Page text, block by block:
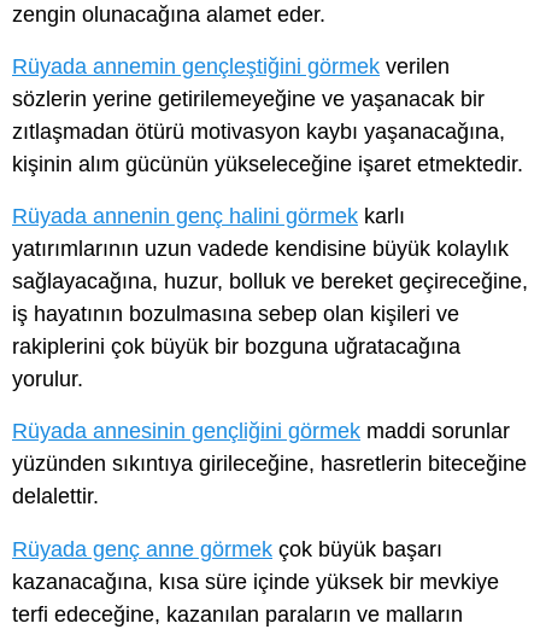
zengin olunacağına alamet eder.
Rüyada annemin gençleştiğini görmek verilen
sözlerin yerine getirilemeyeğine ve yaşanacak bir
zıtlaşmadan ötürü motivasyon kaybı yaşanacağına,
kişinin alım gücünün yükseleceğine işaret etmektedir.
Rüyada annenin genç halini görmek karlı
yatırımlarının uzun vadede kendisine büyük kolaylık
sağlayacağına, huzur, bolluk ve bereket geçireceğine,
iş hayatının bozulmasına sebep olan kişileri ve
rakiplerini çok büyük bir bozguna uğratacağına
yorulur.
Rüyada annesinin gençliğini görmek maddi sorunlar
yüzünden sıkıntıya girileceğine, hasretlerin biteceğine
delalettir.
Rüyada genç anne görmek çok büyük başarı
kazanacağına, kısa süre içinde yüksek bir mevkiye
terfi edeceğine, kazanılan paraların ve malların